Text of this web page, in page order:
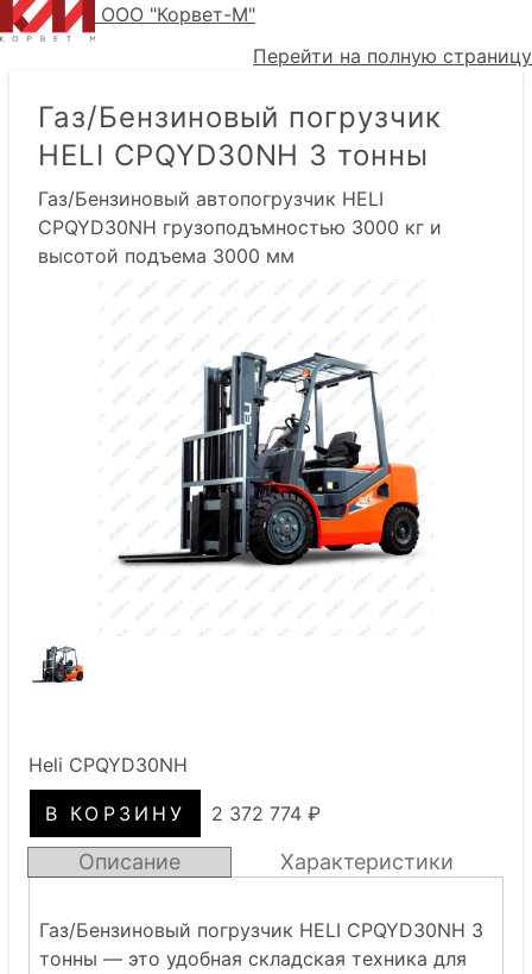
ООО "Корвет-М"
Перейти на полную страницу
Газ/Бензиновый погрузчик
HELI CPQYD30NH 3 тонны
Газ/Бензиновый автопогрузчик HELI
CPQYD30NH грузоподъмностью 3000 кг и
высотой подъема 3000 мм
Heli CPQYD30NH
2 372 774 ₽
Описание
Газ/Бензиновый погрузчик HELI CPQYD30NH 3
тонны — это удобная складская техника для
Характеристики